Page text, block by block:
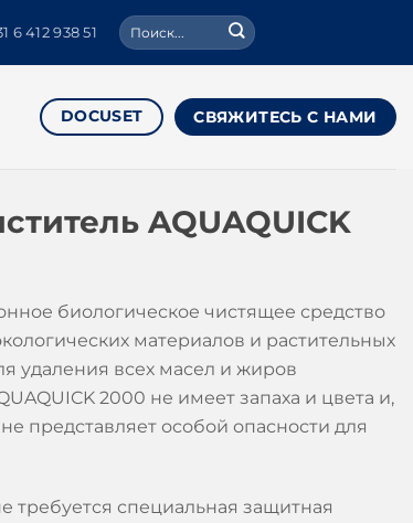
412 938 51 Поиск:
DOCUSET СВЯЖИТЕСЬ С НАМИ
AQUAQUICK
биологическое чистящее средство
материалов и растительных
удаления всех масел и жиров
2000 не имеет запаха и цвета и,
представляет особой опасности для
требуется специальная защитная